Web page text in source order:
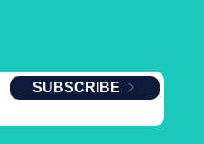
SUBSCRIBE